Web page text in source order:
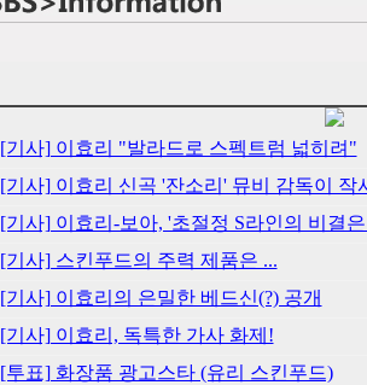
[기사] 이효리 "발라드로 스펙트럼 넓히려"
[기사] 이효리 신곡 '잔소리' 뮤비 감독이 작
[기사] 이효리-보아, '초절정 S라인의 비결
[기사] 스킨푸드의 주력 제품은 ...
[기사] 이효리의 은밀한 베드신(?) 공개
[기사] 이효리, 독특한 가사 화제!
[투표] 화장품 광고스타 (유리 스킨푸드)